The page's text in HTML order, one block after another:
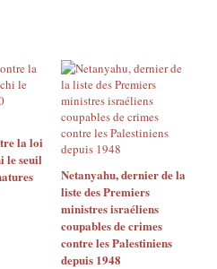
la loi
le seuil
Netanyahu, dernier de la
liste des Premiers
ministres israéliens
coupables de crimes
contre les Palestiniens
depuis 1948